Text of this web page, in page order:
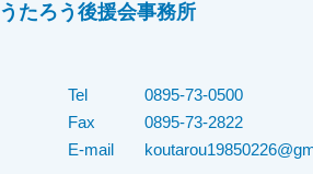
たろう後援会事務所
Tel
0895-73-0500
Fax
0895-73-2822
E-mail